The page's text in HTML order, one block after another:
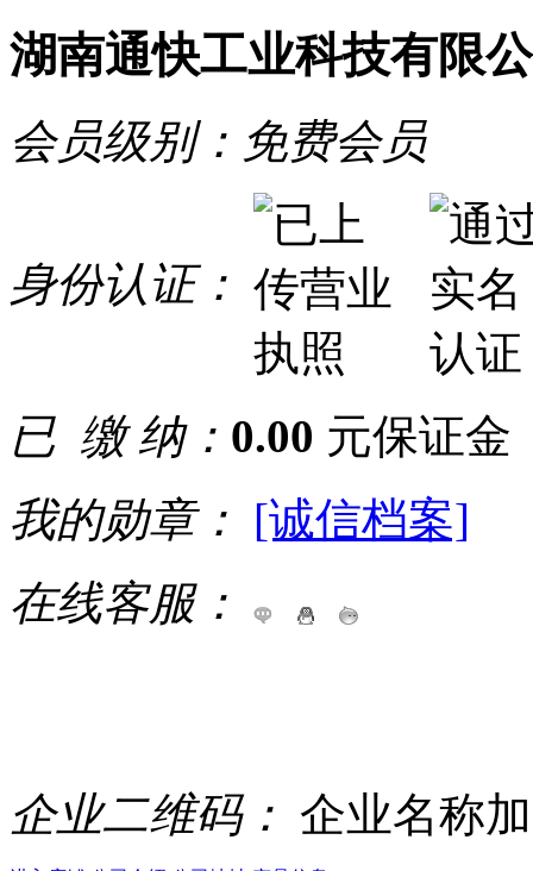
湖南通快工业科技有限
会员级别： 免费会员
身份认证：
已 缴 纳： 0.00 元保证金
我的勋章： [诚信档案]
在线客服：
企业二维码： 企业名称